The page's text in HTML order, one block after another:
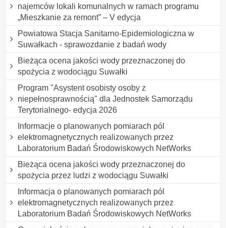
najemców lokali komunalnych w ramach programu
„Mieszkanie za remont” – V edycja
Powiatowa Stacja Sanitarno-Epidemiologiczna w
Suwałkach - sprawozdanie z badań wody
Bieżąca ocena jakości wody przeznaczonej do
spożycia z wodociągu Suwałki
Program "Asystent osobisty osoby z
niepełnosprawnością" dla Jednostek Samorządu
Terytorialnego- edycja 2026
Informacje o planowanych pomiarach pól
elektromagnetycznych realizowanych przez
Laboratorium Badań Środowiskowych NetWorks
Bieżąca ocena jakości wody przeznaczonej do
spożycia przez ludzi z wodociągu Suwałki
Informacja o planowanych pomiarach pól
elektromagnetycznych realizowanych przez
Laboratorium Badań Środowiskowych NetWorks